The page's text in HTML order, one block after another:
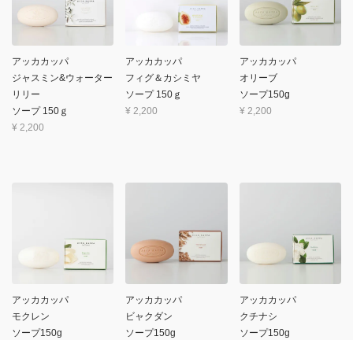
アッカカッパ
ジャスミン&ウォーター
リリー
ソープ 150ｇ
¥ 2,200
アッカカッパ
フィグ＆カシミヤ
ソープ 150ｇ
¥ 2,200
アッカカッパ
オリーブ
ソープ150g
¥ 2,200
アッカカッパ
モクレン
ソープ150g
アッカカッパ
ビャクダン
ソープ150g
アッカカッパ
クチナシ
ソープ150g